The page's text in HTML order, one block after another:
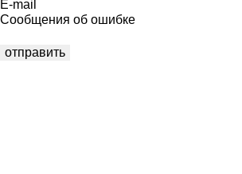
E-mail
Сообщения об ошибке